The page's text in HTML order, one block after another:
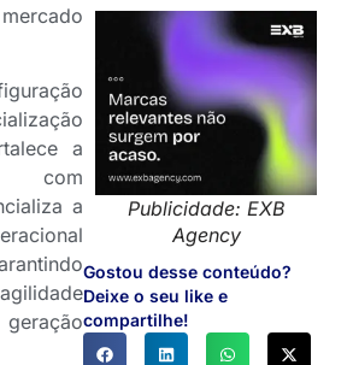
Publicidade: EXB
Agency
Gostou desse conteúdo?
Deixe o seu like e
compartilhe!
a
com
a
geração